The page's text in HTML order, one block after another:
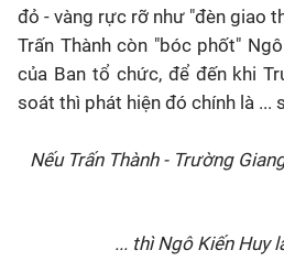
đỏ - vàng rực rỡ như "đèn giao
Trấn Thành còn "bóc phốt"
của Ban tổ chức, để đến khi
soát thì phát hiện đó chính là ...
Nếu Trấn Thành - Trường
... thì Ngô Kiến Huy